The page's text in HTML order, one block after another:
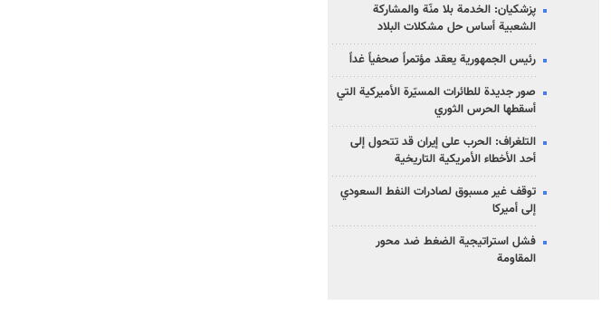
پزشکیان: الخدمة بلا منّة والمشاركة
الشعبية أساس حل مشكلات البلاد
رئيس الجمهورية يعقد مؤتمراً صحفياً غداً
صور جديدة للطائرات المسيّرة الأميركية التي
أسقطها الحرس الثوري
التلغراف: الحرب على إيران قد تتحول إلى
أحد الأخطاء الأمريكية التاريخية
توقف غير مسبوق لصادرات النفط السعودي
إلى أميركا
فشل استراتيجية الضغط ضد محور
المقاومة